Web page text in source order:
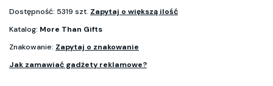
Dostępność: 5319 szt. Zapytaj o większą ilość
Katalog: More Than Gifts
Znakowanie: Zapytaj o znakowanie
Jak zamawiać gadżety reklamowe?